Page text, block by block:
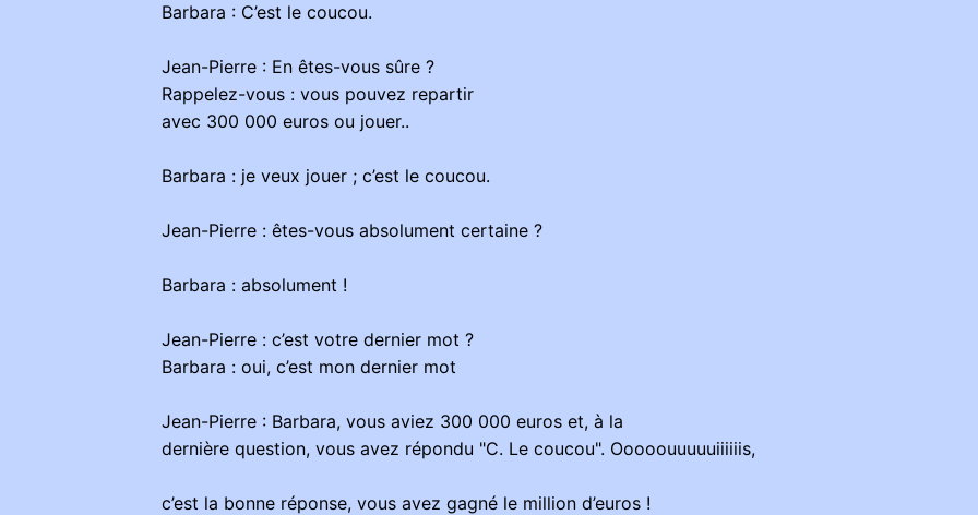
Barbara : C’est le coucou.
Jean-Pierre : En êtes-vous sûre ?
Rappelez-vous : vous pouvez repartir
avec 300 000 euros ou jouer..
Barbara : je veux jouer ; c’est le coucou.
Jean-Pierre : êtes-vous absolument certaine ?
Barbara : absolument !
Jean-Pierre : c’est votre dernier mot ?
Barbara : oui, c’est mon dernier mot
Jean-Pierre : Barbara, vous aviez 300 000 euros et, à la
dernière question, vous avez répondu "C. Le coucou". Ooooouuuuuiiiiiis,
c’est la bonne réponse, vous avez gagné le million d’euros !